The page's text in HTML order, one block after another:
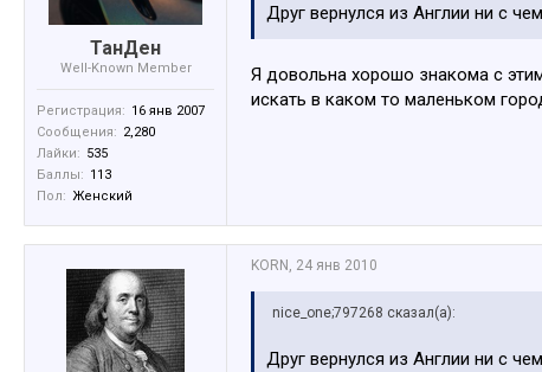
ТанДен
Well-Known Member
Регистрация: 16 янв 2007
Сообщения: 2,280
Лайки: 535
Баллы: 113
Пол: Женский
Друг вернулся из Англии ни с
Я довольна хорошо знакома с
искать в каком то маленьком
KORN , 24 янв 2010
nice_one;797268 сказал(а):
Друг вернулся из Англии ни с